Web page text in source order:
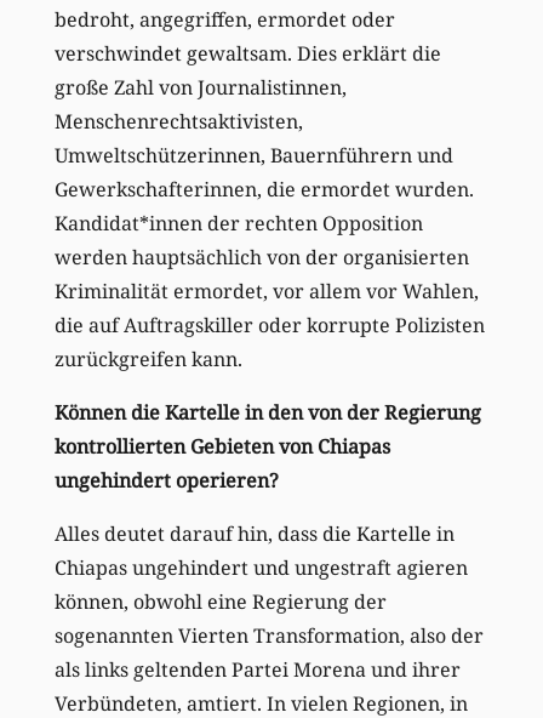
bedroht, angegriffen, ermordet oder
verschwindet gewaltsam. Dies erklärt die
große Zahl von Journalistinnen,
Menschenrechtsaktivisten,
Umweltschützerinnen, Bauernführern und
Gewerkschafterinnen, die ermordet wurden.
Kandidat*innen der rechten Opposition
werden hauptsächlich von der organisierten
Kriminalität ermordet, vor allem vor Wahlen,
die auf Auftragskiller oder korrupte Polizisten
zurückgreifen kann.
Können die Kartelle in den von der Regierung
kontrollierten Gebieten von Chiapas
ungehindert operieren?
Alles deutet darauf hin, dass die Kartelle in
Chiapas ungehindert und ungestraft agieren
können, obwohl eine Regierung der
sogenannten Vierten Transformation, also der
als links geltenden Partei Morena und ihrer
Verbündeten, amtiert. In vielen Regionen, in